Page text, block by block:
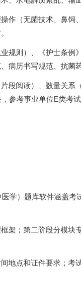
作（无菌技术、鼻饲
规则）、《护士条
病历书写规范、抗菌
段阅读）、数量关系
参考事业单位E类考试
学）题库软件涵盖
架；第二阶段分模
地点和证件要求；